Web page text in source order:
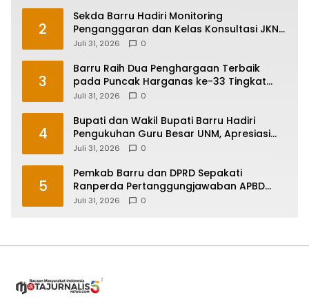
2
Sekda Barru Hadiri Monitoring
Penganggaran dan Kelas Konsultasi JKN
2026 Bersama BPJS Kesehatan di
Juli 31, 2026 0
3
Barru Raih Dua Penghargaan Terbaik
pada Puncak Harganas ke-33 Tingkat
Sulawesi Selatan
Juli 31, 2026 0
4
Bupati dan Wakil Bupati Barru Hadiri
Pengukuhan Guru Besar UNM, Apresiasi
Capaian Prof. Kamaruddin Hasan
Juli 31, 2026 0
5
Pemkab Barru dan DPRD Sepakati
Ranperda Pertanggungjawaban APBD
2025, Perkuat Komitmen Tata Kelola dan
Juli 31, 2026 0